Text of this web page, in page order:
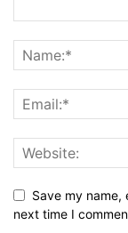
Save my name,
next time I